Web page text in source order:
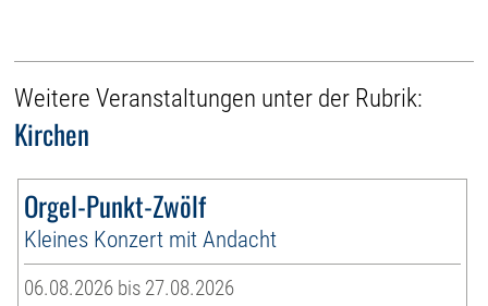
Weitere Veranstaltungen unter der Rubrik:
Kirchen
Orgel-Punkt-Zwölf
Kleines Konzert mit Andacht
06.08.2026 bis 27.08.2026